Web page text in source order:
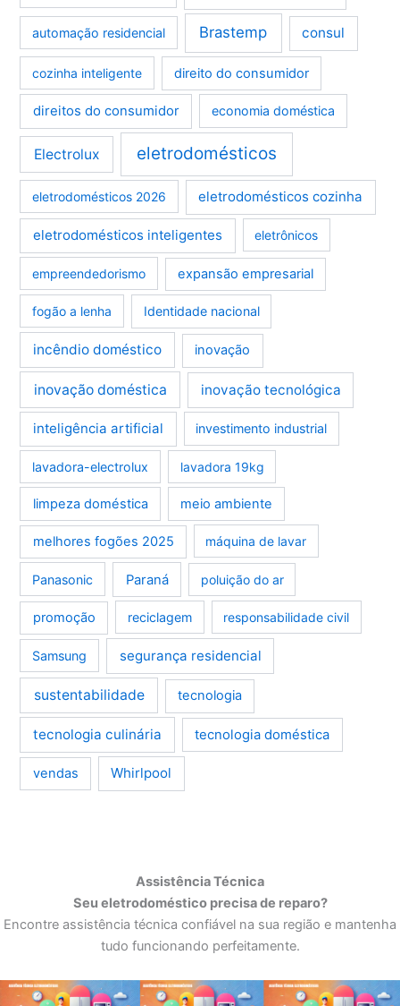
automação residencial Brastemp consul
cozinha inteligente direito do consumidor
direitos do consumidor economia doméstica
Electrolux eletrodomésticos
eletrodomésticos 2026 eletrodomésticos cozinha
eletrodomésticos inteligentes eletrônicos
empreendedorismo expansão empresarial
fogão a lenha Identidade nacional
incêndio doméstico inovação
inovação doméstica inovação tecnológica
inteligência artificial investimento industrial
lavadora-electrolux lavadora 19kg
limpeza doméstica meio ambiente
melhores fogões 2025 máquina de lavar
Panasonic Paraná poluição do ar
promoção reciclagem responsabilidade civil
Samsung segurança residencial
sustentabilidade tecnologia
tecnologia culinária tecnologia doméstica
vendas Whirlpool
Assistência Técnica
Seu eletrodoméstico precisa de reparo?
Encontre assistência técnica confiável na sua região e mantenha
tudo funcionando perfeitamente.